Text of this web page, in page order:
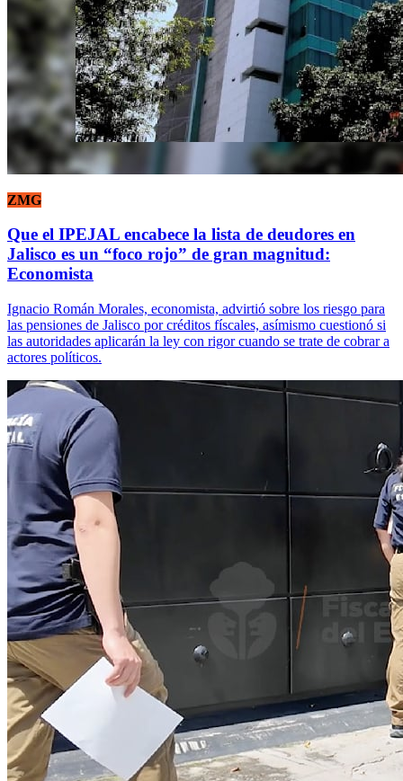
ZMG
Que el IPEJAL encabece la lista de deudores en
Jalisco es un “foco rojo” de gran magnitud:
Economista
Ignacio Román Morales, economista, advirtió sobre los riesgo para
las pensiones de Jalisco por créditos físcales, asímismo cuestionó si
las autoridades aplicarán la ley con rigor cuando se trate de cobrar a
actores políticos.